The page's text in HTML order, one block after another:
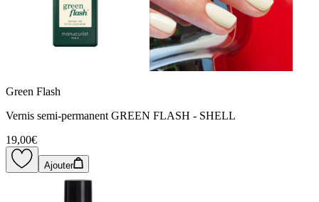
Green Flash
Vernis semi-permanent GREEN FLASH - SHELL
19,00€
Ajouter